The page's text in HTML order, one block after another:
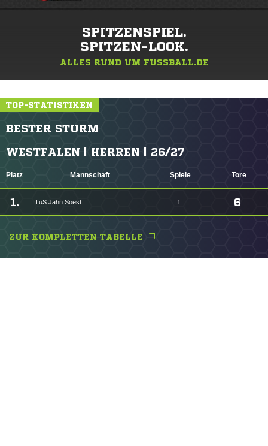
SPITZENSPIEL.
SPITZEN-LOOK.
ALLES RUND UM FUSSBALL.DE
TOP-STATISTIKEN
BESTER STURM
WESTFALEN | HERREN | 26/27
Platz Mannschaft Spiele Tore
1. TuS Jahn Soest 1 6
ZUR KOMPLETTEN TABELLE